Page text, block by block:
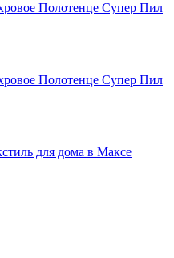
Полотенце Супер Пил
Полотенце Супер Пил